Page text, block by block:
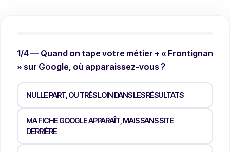
1/4 — Quand on tape votre métier + « Frontignan
» sur Google, où apparaissez-vous ?
NULLE PART, OU TRÈS LOIN DANS LES RÉSULTATS
MA FICHE GOOGLE APPARAÎT, MAIS SANS SITE
DERRIÈRE